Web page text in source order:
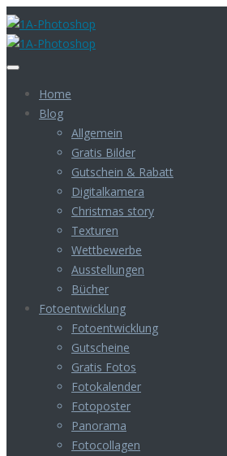
Home
Blog
Allgemein
Gratis Bilder
Gutschein & Rabatt
Digitalkamera
Christmas story
Texturen
Wettbewerbe
Ausstellungen
Bücher
Fotoentwicklung
Fotoentwicklung
Gutscheine
Gratis Fotos
Fotokalender
Fotoposter
Panorama
Fotocollagen